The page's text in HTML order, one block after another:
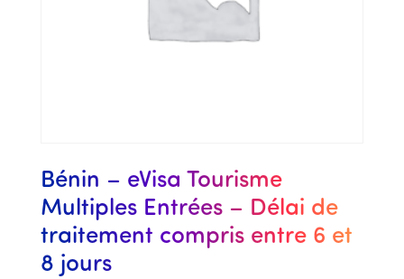
Bénin – eVisa Tourisme
Multiples Entrées – Délai de
traitement compris entre 6 et
8 jours